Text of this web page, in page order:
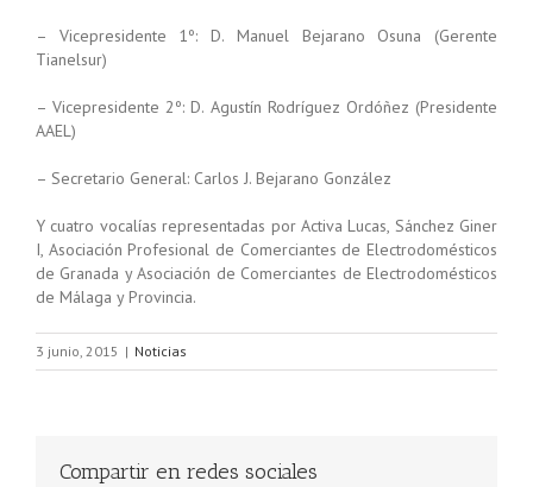
– Vicepresidente 1º: D. Manuel Bejarano Osuna (Gerente
Tianelsur)
– Vicepresidente 2º: D. Agustín Rodríguez Ordóñez (Presidente
AAEL)
– Secretario General: Carlos J. Bejarano González
Y cuatro vocalías representadas por Activa Lucas, Sánchez Giner
I, Asociación Profesional de Comerciantes de Electrodomésticos
de Granada y Asociación de Comerciantes de Electrodomésticos
de Málaga y Provincia.
3 junio, 2015 | Noticias
Compartir en redes sociales